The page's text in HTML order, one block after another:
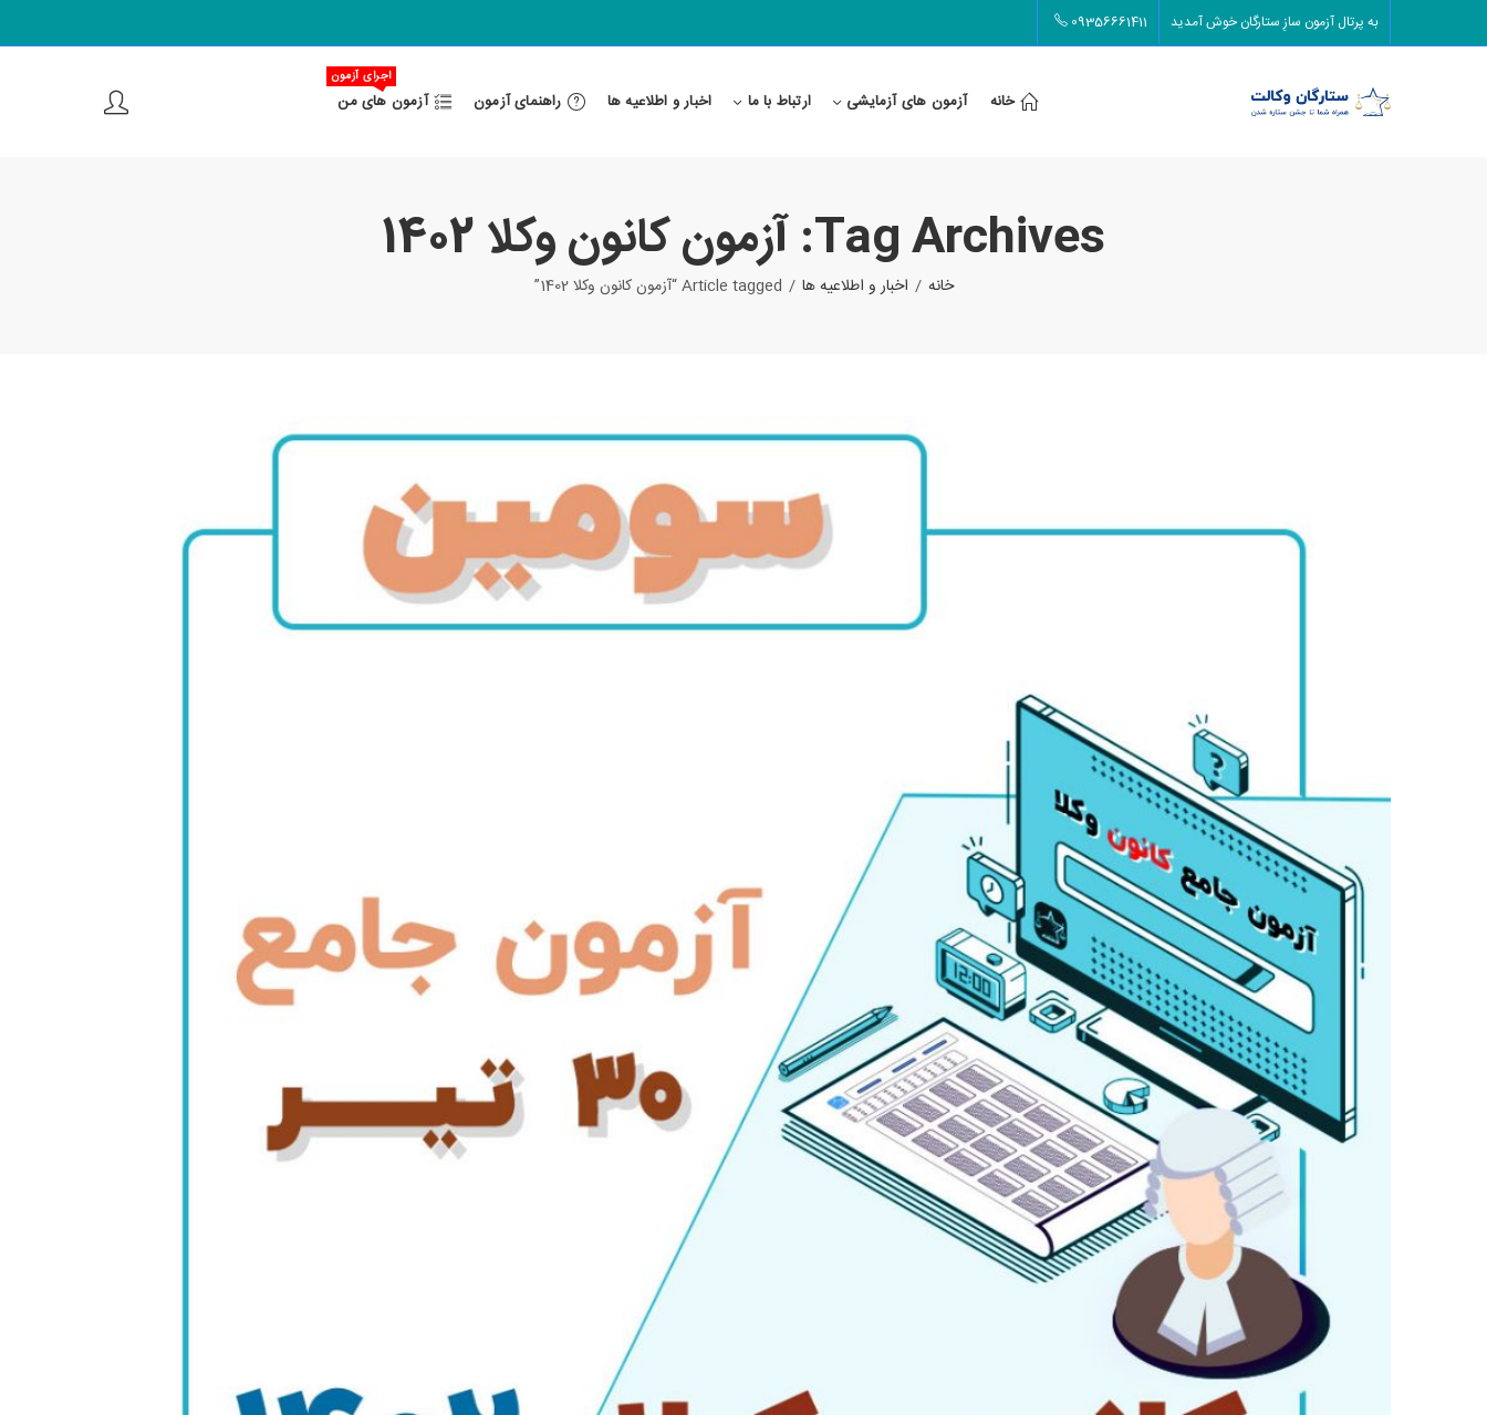
به پرتال آزمون سازِ ستارگان خوش آمدید 09356661411
خانه آزمون های آزمایشی ارتباط با ما اخبار و اطلاعیه ها راهنمای آزمون آزمون های من
اجرای آزمون
Tag Archives: آزمون کانون وکلا 1402
خانه اخبار و اطلاعیه ها Article tagged “آزمون کانون وکلا 1402”